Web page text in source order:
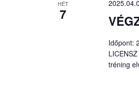
HÉT
7
Időpont:
tréning